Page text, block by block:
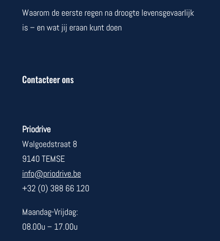
Waarom de eerste regen na droogte levensgevaarlijk
is – en wat jij eraan kunt doen
Contacteer ons
Priodrive
Walgoedstraat 8
9140 TEMSE
info@priodrive.be
+32 (0) 388 66 120
Maandag-Vrijdag:
08.00u – 17.00u